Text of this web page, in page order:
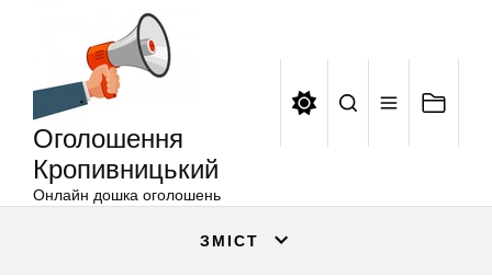
Оголошення
Кропивницький
Онлайн дошка оголошень
ЗМІСТ